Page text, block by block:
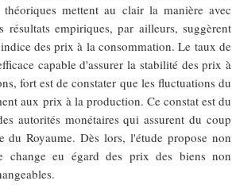
mettent au clair la manière avec
empiriques, par ailleurs, suggèrent
des prix à la consommation. Le taux de
capable d'assurer la stabilité des prix à
fort est de constater que les fluctuations du
aux prix à la production. Ce constat est du
autorités monétaires qui assurent du coup
Royaume. Dès lors, l'étude propose non
change eu égard des prix des biens non